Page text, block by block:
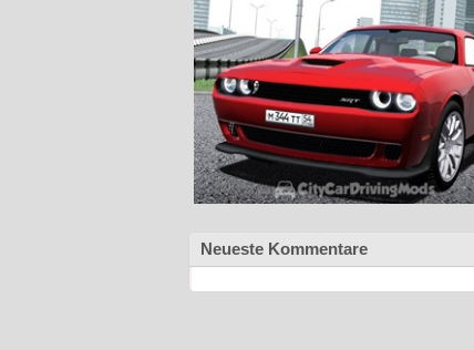
Neueste Kommentare